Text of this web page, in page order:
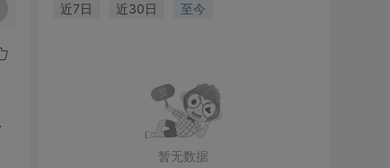
近7日 近30日 至今
暂无数据